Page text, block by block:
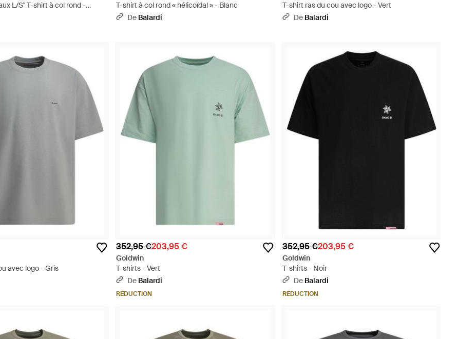
L/S" T-shirt à col rond -
T-shirt à col rond « hélicoïdal » - Blanc
De Balardi
T-shirt ras du cou avec logo - Vert
De Balardi
avec logo - Gris
352,95 €203,95 €
Goldwin
T-shirts - Vert
De Balardi
RÉDUCTION
352,95 €203,95 €
Goldwin
T-shirts - Noir
De Balardi
RÉDUCTION